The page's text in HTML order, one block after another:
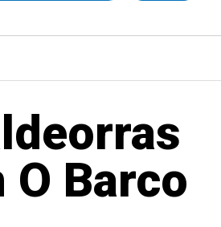
Barco